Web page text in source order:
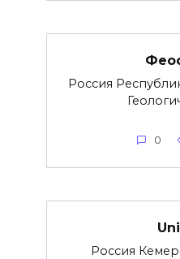
Россия
0
Россия